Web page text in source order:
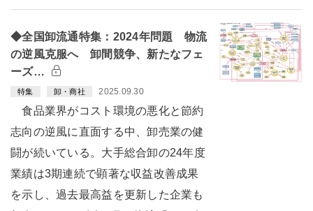
◆全国卸流通特集：2024年問題 物流
の逆風克服へ 卸間競争、新たなフェ
ーズ…
特集 卸・商社 2025.09.30
食品業界がコスト環境の悪化と節約
志向の逆風に直面する中、卸売業の健
闘が続いている。大手総合卸の24年度
業績は3期連続で顕著な収益改善成果
を示し、過去最高益を更新した企業も